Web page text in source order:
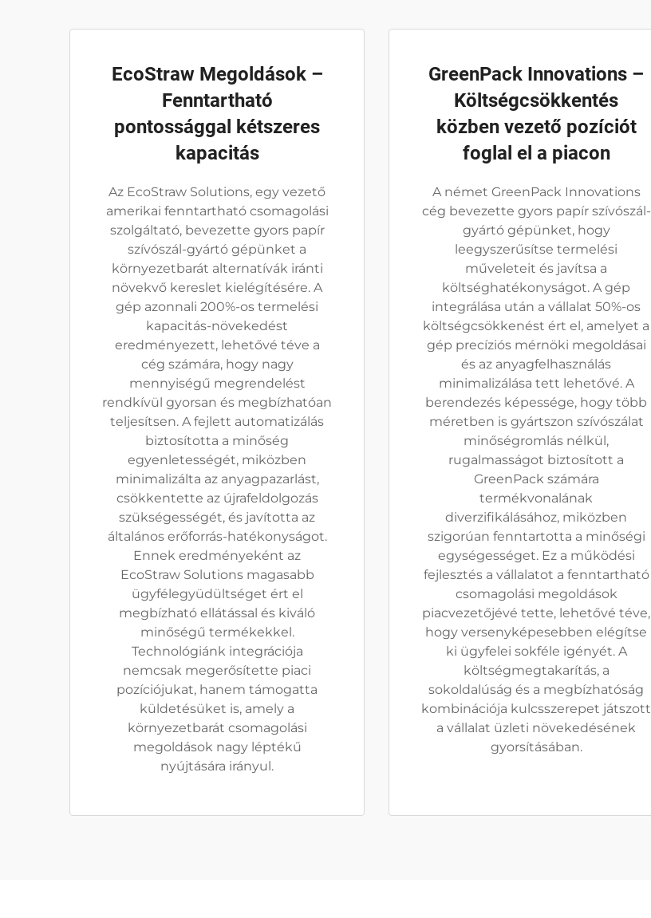
EcoStraw Megoldások –
Fenntartható
pontossággal kétszeres
kapacitás
Az EcoStraw Solutions, egy vezető
amerikai fenntartható csomagolási
szolgáltató, bevezette gyors papír
szívószál-gyártó gépünket a
környezetbarát alternatívák iránti
növekvő kereslet kielégítésére. A
gép azonnali 200%-os termelési
kapacitás-növekedést
eredményezett, lehetővé téve a
cég számára, hogy nagy
mennyiségű megrendelést
rendkívül gyorsan és megbízhatóan
teljesítsen. A fejlett automatizálás
biztosította a minőség
egyenletességét, miközben
minimalizálta az anyagpazarlást,
csökkentette az újrafeldolgozás
szükségességét, és javította az
általános erőforrás-hatékonyságot.
Ennek eredményeként az
EcoStraw Solutions magasabb
ügyfélegyüdültséget ért el
megbízható ellátással és kiváló
minőségű termékekkel.
Technológiánk integrációja
nemcsak megerősítette piaci
pozíciójukat, hanem támogatta
küldetésüket is, amely a
környezetbarát csomagolási
megoldások nagy léptékű
nyújtására irányul.
GreenPack Innovations –
Költségcsökkentés
közben vezető pozíciót
foglal el a piacon
A német GreenPack Innovations
cég bevezette gyors papír szívószál-
gyártó gépünket, hogy
leegyszerűsítse termelési
műveleteit és javítsa a
költséghatékonyságot. A gép
integrálása után a vállalat 50%-os
költségcsökkenést ért el, amelyet a
gép precíziós mérnöki megoldásai
és az anyagfelhasználás
minimalizálása tett lehetővé. A
berendezés képessége, hogy több
méretben is gyártszon szívószálat
minőségromlás nélkül,
rugalmasságot biztosított a
GreenPack számára
termékvonalának
diverzifikálásához, miközben
szigorúan fenntartotta a minőségi
egységességet. Ez a működési
fejlesztés a vállalatot a fenntartható
csomagolási megoldások
piacvezetőjévé tette, lehetővé téve,
hogy versenyképesebben elégítse
ki ügyfelei sokféle igényét. A
költségmegtakarítás, a
sokoldalúság és a megbízhatóság
kombinációja kulcsszerepet játszott
a vállalat üzleti növekedésének
gyorsításában.